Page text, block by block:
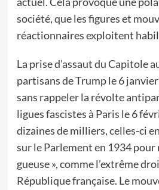
société, que les figures et
réactionnaires exploitent
La prise d’assaut du Capitole
partisans de Trump le 6
sans rappeler la révolte
ligues fascistes à Paris le 6
dizaines de milliers, celles-ci
sur le Parlement en 1934 pour
gueuse », comme l’extrême
République française. Le